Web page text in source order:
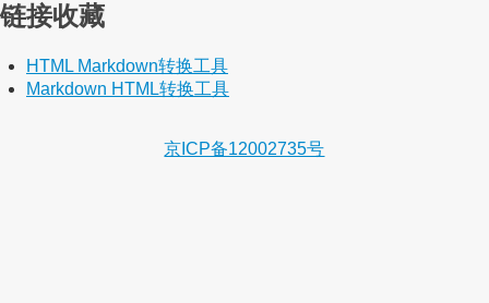
链接收藏
HTML Markdown转换工具
Markdown HTML转换工具
京ICP备12002735号